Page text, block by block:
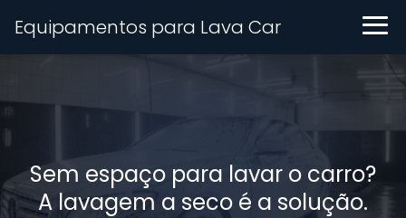
Equipamentos para Lava Car
Sem espaço para lavar o carro?
A lavagem a seco é a solução.